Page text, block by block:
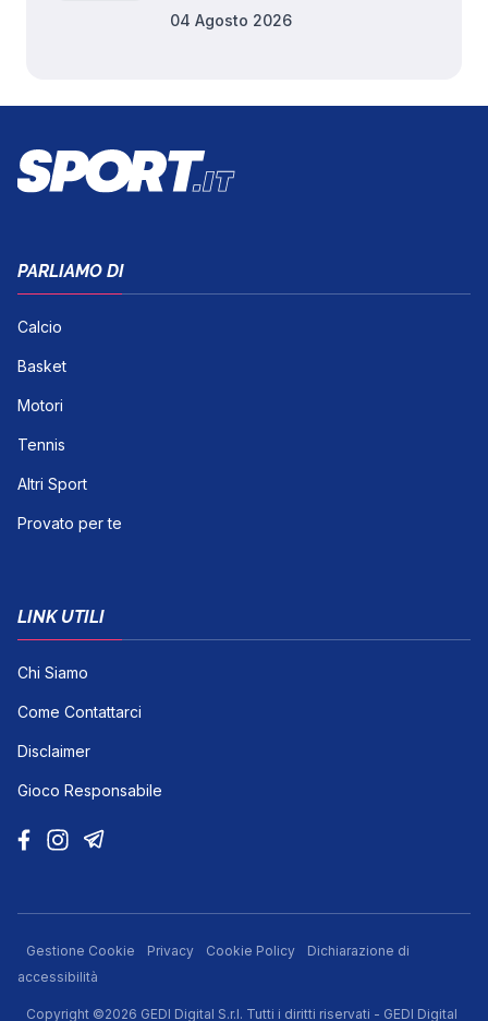
04 Agosto 2026
PARLIAMO DI
Calcio
Basket
Motori
Tennis
Altri Sport
Provato per te
LINK UTILI
Chi Siamo
Come Contattarci
Disclaimer
Gioco Responsabile
Gestione Cookie Privacy Cookie Policy
Dichiarazione di
accessibilità
Copyright ©2026 GEDI Digital S.r.l. Tutti i diritti riservati - GEDI Digital